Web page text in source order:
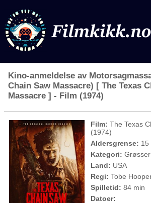
Kino-anmeldelse av
Chain Saw Massacre) [ The Texas
Massacre ] - Film (1974)
Film: The Texas
(1974)
Aldersgrense: 15
Kategori: Grøsser
Land: USA
Regi: Tobe
Spilletid: 84 min
Datoer: